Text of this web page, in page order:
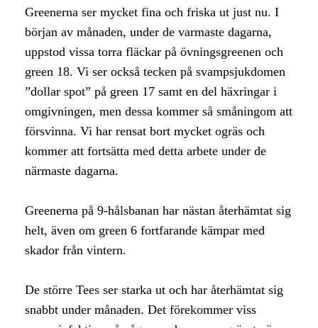
Greenerna ser mycket fina och friska ut just nu. I
början av månaden, under de varmaste dagarna,
uppstod vissa torra fläckar på övningsgreenen och
green 18. Vi ser också tecken på svampsjukdomen
”dollar spot” på green 17 samt en del häxringar i
omgivningen, men dessa kommer så småningom att
försvinna. Vi har rensat bort mycket ogräs och
kommer att fortsätta med detta arbete under de
närmaste dagarna.
Greenerna på 9-hålsbanan har nästan återhämtat sig
helt, även om green 6 fortfarande kämpar med
skador från vintern.
De större Tees ser starka ut och har återhämtat sig
snabbt under månaden. Det förekommer viss